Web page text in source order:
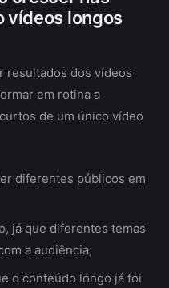
vídeos longos
resultados dos vídeos
em rotina a
de um único vídeo
diferentes públicos em
já que diferentes temas
a audiência;
o conteúdo longo já foi